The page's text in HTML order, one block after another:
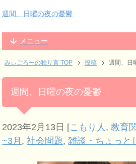
週間、日曜の夜の憂鬱
メニュー
みぃごろーの独り言 TOP 投稿 週間、日
週間、日曜の夜の憂鬱
2023年2月13日 [こもり人 ,教育
~3月 ,社会問題,雑談・ちょっと